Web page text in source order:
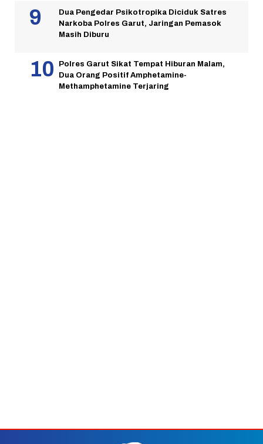
Dua Pengedar Psikotropika Diciduk Satres
Narkoba Polres Garut, Jaringan Pemasok
Masih Diburu
Polres Garut Sikat Tempat Hiburan Malam,
Dua Orang Positif Amphetamine-
Methamphetamine Terjaring